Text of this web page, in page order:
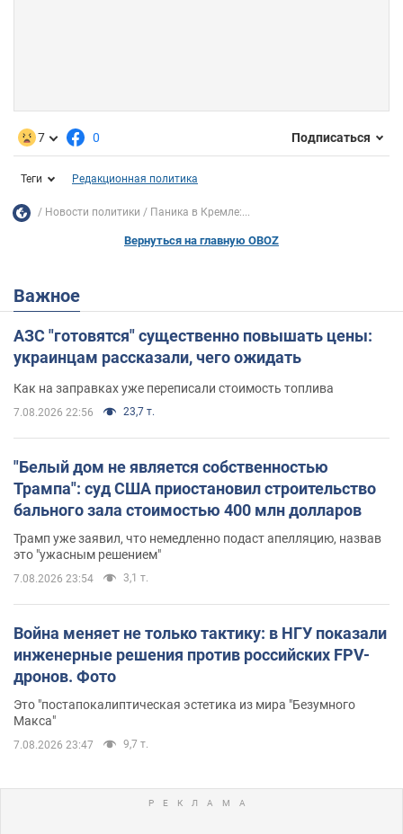
7 0 Подписаться
Теги Редакционная политика
Новости политики Паника в Кремле:...
Вернуться на главную OBOZ
Важное
АЗС "готовятся" существенно повышать цены:
украинцам рассказали, чего ожидать
Как на заправках уже переписали стоимость топлива
7.08.2026 22:56 23,7 т.
"Белый дом не является собственностью
Трампа": суд США приостановил строительство
бального зала стоимостью 400 млн долларов
Трамп уже заявил, что немедленно подаст апелляцию, назвав
это "ужасным решением"
7.08.2026 23:54 3,1 т.
Война меняет не только тактику: в НГУ показали
инженерные решения против российских FPV-
дронов. Фото
Это "постапокалиптическая эстетика из мира "Безумного
Макса"
7.08.2026 23:47 9,7 т.